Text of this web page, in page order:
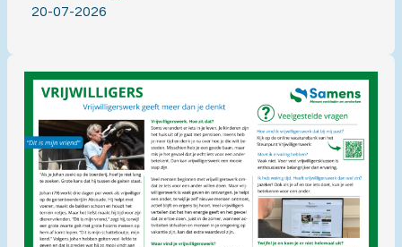
20-07-2026